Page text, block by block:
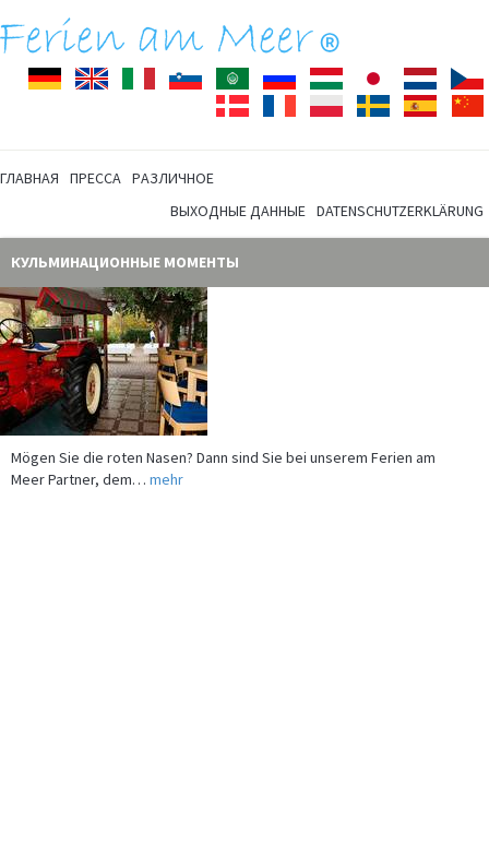
DeutschEnglish ItalianoSlovenščinaArabischPусскийMagyar Japanisch
Dansk
FrançaisPolski SvenskaEspañol
ГЛАВНАЯ ПРЕССА PАЗЛИЧНОЕ
ВЫХОДНЫЕ ДАННЫЕ DATENSCHUTZERKLÄRUNG
КУЛЬМИНАЦИОННЫЕ МОМЕНТЫ
Mögen Sie die roten Nasen? Dann sind Sie bei unserem Ferien am
Meer Partner, dem… mehr